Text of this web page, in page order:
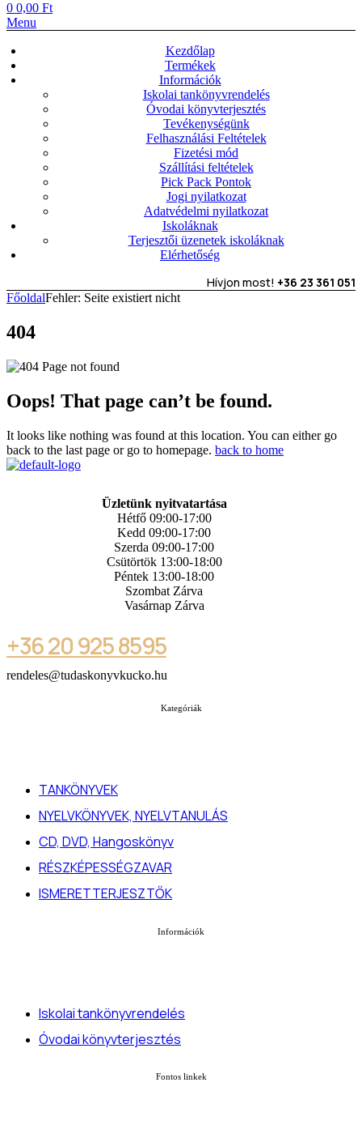
0 0,00 Ft
Menu
Kezdőlap
Termékek
Információk
Iskolai tankönyvrendelés
Óvodai könyvterjesztés
Tevékenységünk
Felhasználási Feltételek
Fizetési mód
Szállítási feltételek
Pick Pack Pontok
Jogi nyilatkozat
Adatvédelmi nyilatkozat
Iskoláknak
Terjesztői üzenetek iskoláknak
Elérhetőség
Hívjon most! +36 23 361 051
FőoldalFehler: Seite existiert nicht
404
Oops! That page can’t be found.
It looks like nothing was found at this location. You can either go
back to the last page or go to homepage. back to home
Üzletünk nyitvatartása
Hétfő 09:00-17:00
Kedd 09:00-17:00
Szerda 09:00-17:00
Csütörtök 13:00-18:00
Péntek 13:00-18:00
Szombat Zárva
Vasárnap Zárva
+36 20 925 8595
rendeles@tudaskonyvkucko.hu
Kategóriák
TANKÖNYVEK
NYELVKÖNYVEK, NYELVTANULÁS
CD, DVD, Hangoskönyv
RÉSZKÉPESSÉGZAVAR
ISMERETTERJESZTŐK
Információk
Iskolai tankönyvrendelés
Óvodai könyvterjesztés
Fontos linkek